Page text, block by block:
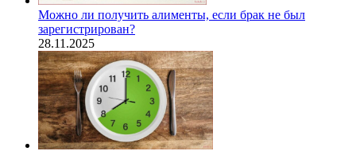
Можно ли получить алименты, если брак не был
зарегистрирован?
28.11.2025